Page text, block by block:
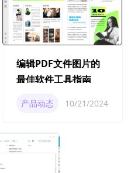
编辑PDF文件图片的
最佳软件工具指南
产品动态 10/21/2024